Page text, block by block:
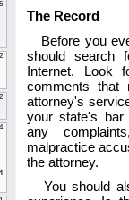
The Record
Before you
should search
Internet. Look
comments that
attorney's
your state's bar
any
malpractice
the attorney.
You should